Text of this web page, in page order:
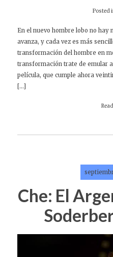
Posted
En el nuevo hombre lobo no
avanza, y cada vez es más
transformación del hombre en
transformación trate de emular
película, que cumple ahora
[…]
Che: El